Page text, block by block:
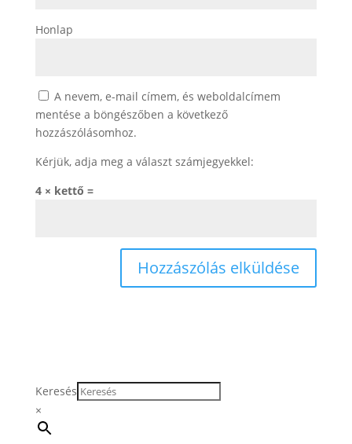
Honlap
A nevem, e-mail címem, és weboldalcímem
mentése a böngészőben a következő
hozzászólásomhoz.
Kérjük, adja meg a választ számjegyekkel:
4 × kettő =
Keresés
×